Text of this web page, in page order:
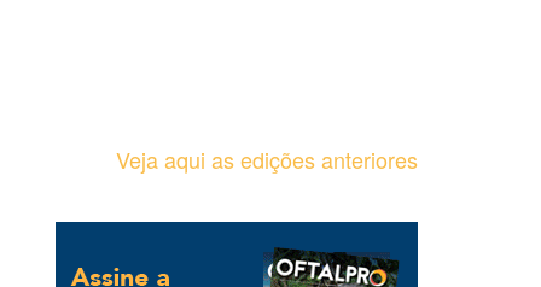
Veja aqui as edições anteriores